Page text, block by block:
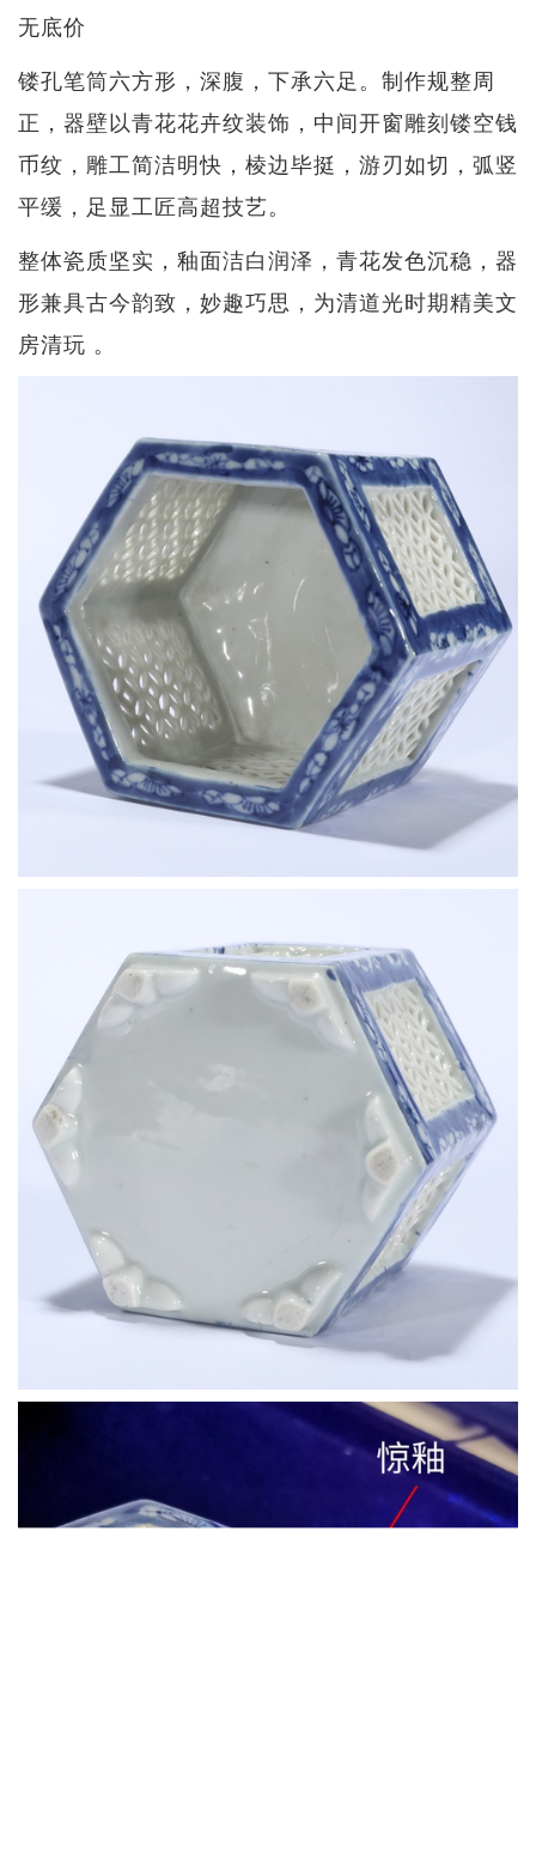
无底价
镂孔笔筒六方形，深腹，下承六足。制作规整周
正，器壁以青花花卉纹装饰，中间开窗雕刻镂空钱
币纹，雕工简洁明快，棱边毕挺，游刃如切，弧竖
平缓，足显工匠高超技艺。
整体瓷质坚实，釉面洁白润泽，青花发色沉稳，器
形兼具古今韵致，妙趣巧思，为清道光时期精美文
房清玩 。